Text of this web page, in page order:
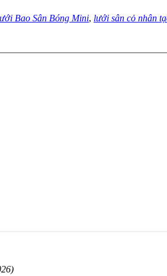
Bao Sân Bóng Mini, lưới sân cỏ nhân